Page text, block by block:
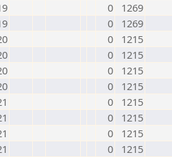
0
1269
0
1269
0
1215
0
1215
0
1215
0
1215
0
1215
0
1215
0
1215
0
1215